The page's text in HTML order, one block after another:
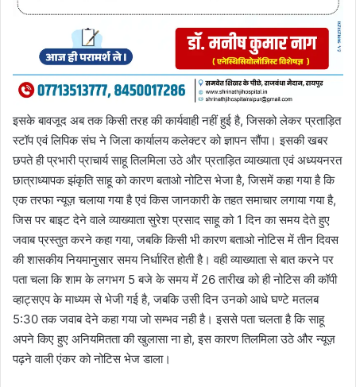
इसके बावजूद अब तक किसी तरह की कार्यवाही नहीं हुई है, जिसको लेकर प्रताड़ित
स्टॉप एवं लिपिक संघ ने जिला कार्यालय कलेक्टर को ज्ञापन सौंपा। इसकी खबर
छपते ही प्रभारी प्राचार्य साहू तिलमिला उठे और प्रताड़ित व्याख्याता एवं अध्ययनरत
छात्राध्यापक झंकृति साहू को कारण बताओ नोटिस भेजा है, जिसमें कहा गया है कि
एक तरफा न्यूज़ चलाया गया है एवं किस जानकारी के तहत समाचार लगाया गया है,
जिस पर बाइट देने वाले व्याख्याता सुरेश प्रसाद साहू को 1 दिन का समय देते हुए
जवाब प्रस्तुत करने कहा गया, जबकि किसी भी कारण बताओ नोटिस में तीन दिवस
की शासकीय नियमानुसार समय निर्धारित होती है। वही व्याख्याता से बात करने पर
पता चला कि शाम के लगभग 5 बजे के समय में 26 तारीख को ही नोटिस की कॉपी
व्हाट्सएप के माध्यम से भेजी गई है, जबकि उसी दिन उनको आधे घण्टे मतलब
5:30 तक जवाब देने कहा गया जो सम्भव नही है। इससे पता चलता है कि साहू
अपने किए हुए अनियमितता की खुलासा ना हो, इस कारण तिलमिला उठे और न्यूज़
पढ़ने वाली एंकर को नोटिस भेज डाला।